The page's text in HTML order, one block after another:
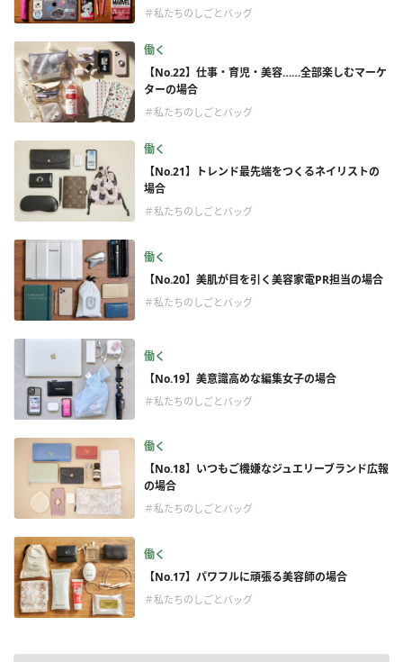
＃私たちのしごとバッグ
働く
【No.22】仕事・育児・美容……全部楽しむマーケ
ターの場合
＃私たちのしごとバッグ
働く
【No.21】トレンド最先端をつくるネイリストの
場合
＃私たちのしごとバッグ
働く
【No.20】美肌が目を引く美容家電PR担当の場合
＃私たちのしごとバッグ
働く
【No.19】美意識高めな編集女子の場合
＃私たちのしごとバッグ
働く
【No.18】いつもご機嫌なジュエリーブランド広報
の場合
＃私たちのしごとバッグ
働く
【No.17】パワフルに頑張る美容師の場合
＃私たちのしごとバッグ